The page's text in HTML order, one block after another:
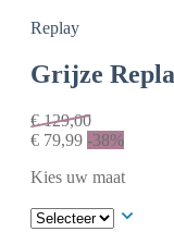
Replay
Grijze
€129,00
€ 79,99 -38%
Kies uw maat